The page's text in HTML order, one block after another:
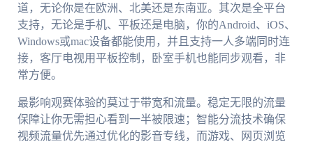
道，无论你是在欧洲、北美还是东南亚。其次是全平台
支持，无论是手机、平板还是电脑，你的Android、iOS、
Windows或mac设备都能使用，并且支持一人多端同时连
接，客厅电视用平板控制，卧室手机也能同步观看，非
常方便。
最影响观赛体验的莫过于带宽和流量。稳定无限的流量
保障让你无需担心看到一半被限速；智能分流技术确保
视频流量优先通过优化的影音专线，而游戏、网页浏览